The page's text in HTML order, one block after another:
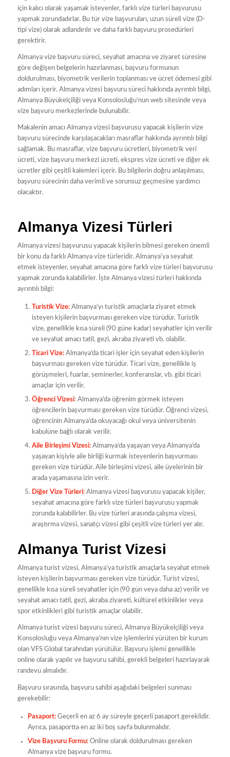
için kalıcı olarak yaşamak isteyenler, farklı vize türleri başvurusu
yapmak zorundadırlar. Bu tür vize başvuruları, uzun süreli vize (D-
tipi vize) olarak adlandırılır ve daha farklı başvuru prosedürleri
gerektirir.
Almanya vize başvuru süreci, seyahat amacına ve ziyaret süresine
göre değişen belgelerin hazırlanması, başvuru formunun
doldurulması, biyometrik verilerin toplanması ve ücret ödemesi gibi
adımları içerir. Almanya vizesi başvuru süreci hakkında ayrıntılı bilgi,
Almanya Büyükelçiliği veya Konsolosluğu’nun web sitesinde veya
vize başvuru merkezlerinde bulunabilir.
Makalenin amacı Almanya vizesi başvurusu yapacak kişilerin vize
başvuru sürecinde karşılaşacakları masraflar hakkında ayrıntılı bilgi
sağlamak. Bu masraflar, vize başvuru ücretleri, biyometrik veri
ücreti, vize başvuru merkezi ücreti, ekspres vize ücreti ve diğer ek
ücretler gibi çeşitli kalemleri içerir. Bu bilgilerin doğru anlaşılması,
başvuru sürecinin daha verimli ve sorunsuz geçmesine yardımcı
olacaktır.
Almanya Vizesi Türleri
Almanya vizesi başvurusu yapacak kişilerin bilmesi gereken önemli
bir konu da farklı Almanya vize türleridir. Almanya’ya seyahat
etmek isteyenler, seyahat amacına göre farklı vize türleri başvurusu
yapmak zorunda kalabilirler. İşte Almanya vizesi türleri hakkında
ayrıntılı bilgi:
Turistik Vize:Almanya’yı turistik amaçlarla ziyaret etmek
isteyen kişilerin başvurması gereken vize türüdür. Turistik
vize, genellikle kısa süreli (90 güne kadar) seyahatler için verilir
ve seyahat amacı tatil, gezi, akraba ziyareti vb. olabilir.
Ticari Vize:Almanya’da ticari işler için seyahat eden kişilerin
başvurması gereken vize türüdür. Ticari vize, genellikle iş
görüşmeleri, fuarlar, seminerler, konferanslar, vb. gibi ticari
amaçlar için verilir.
Öğrenci Vizesi: Almanya’da öğrenim görmek isteyen
öğrencilerin başvurması gereken vize türüdür. Öğrenci vizesi,
öğrencinin Almanya’da okuyacağı okul veya üniversitenin
kabulüne bağlı olarak verilir.
Aile Birleşimi Vizesi:Almanya’da yaşayan veya Almanya’da
yaşayan kişiyle aile birliği kurmak isteyenlerin başvurması
gereken vize türüdür. Aile birleşimi vizesi, aile üyelerinin bir
arada yaşamasına izin verir.
Diğer Vize Türleri:Almanya vizesi başvurusu yapacak kişiler,
seyahat amacına göre farklı vize türleri başvurusu yapmak
zorunda kalabilirler. Bu vize türleri arasında çalışma vizesi,
araştırma vizesi, sanatçı vizesi gibi çeşitli vize türleri yer alır.
Almanya Turist Vizesi
Almanya turist vizesi, Almanya’ya turistik amaçlarla seyahat etmek
isteyen kişilerin başvurması gereken vize türüdür. Turist vizesi,
genellikle kısa süreli seyahatler için (90 gün veya daha az) verilir ve
seyahat amacı tatil, gezi, akraba ziyareti, kültürel etkinlikler veya
spor etkinlikleri gibi turistik amaçlar olabilir.
Almanya turist vizesi başvuru süreci, Almanya Büyükelçiliği veya
Konsolosluğu veya Almanya’nın vize işlemlerini yürüten bir kurum
olan VFS Global tarafından yürütülür. Başvuru işlemi genellikle
online olarak yapılır ve başvuru sahibi, gerekli belgeleri hazırlayarak
randevu almalıdır.
Başvuru sırasında, başvuru sahibi aşağıdaki belgeleri sunması
gerekebilir:
Pasaport:Geçerli en az 6 ay süreyle geçerli pasaport gereklidir.
Ayrıca, pasaportta en az iki boş sayfa bulunmalıdır.
Vize Başvuru Formu:Online olarak doldurulması gereken
Almanya vize başvuru formu.